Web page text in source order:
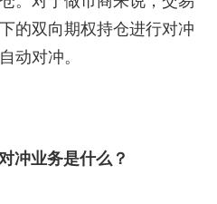
的双向期权持仓进行对冲
动对冲。
冲业务是什么？